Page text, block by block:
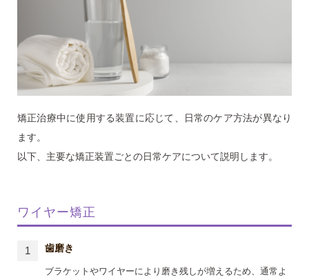
矯正治療中に使用する装置に応じて、日常のケア方法が異なり
ます。
以下、主要な矯正装置ごとの日常ケアについて説明します。
ワイヤー矯正
歯磨き
ブラケットやワイヤーにより磨き残しが増えるため、通常よ